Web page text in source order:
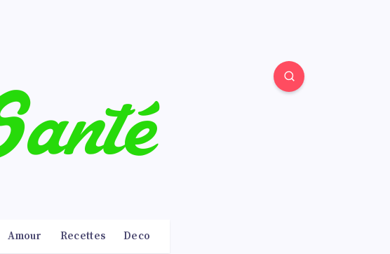
Amour Recettes Deco